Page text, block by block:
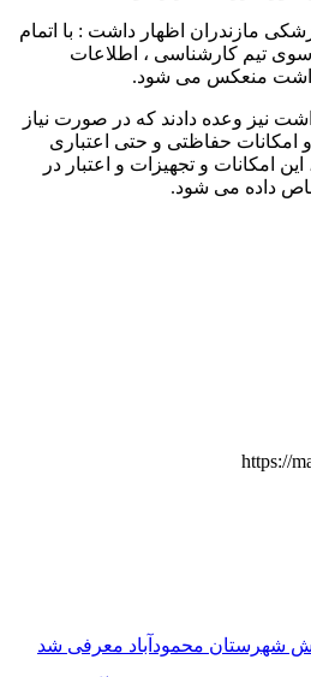
مازندران اظهار داشت : با اتمام
تیم کارشناسی ، اطلاعات
منعکس می شود.
نیز وعده دادند که در صورت نیاز
و امکانات حفاظتی و حتی اعتباری
امکانات و تجهیزات و اعتبار در
داده می شود.
https://